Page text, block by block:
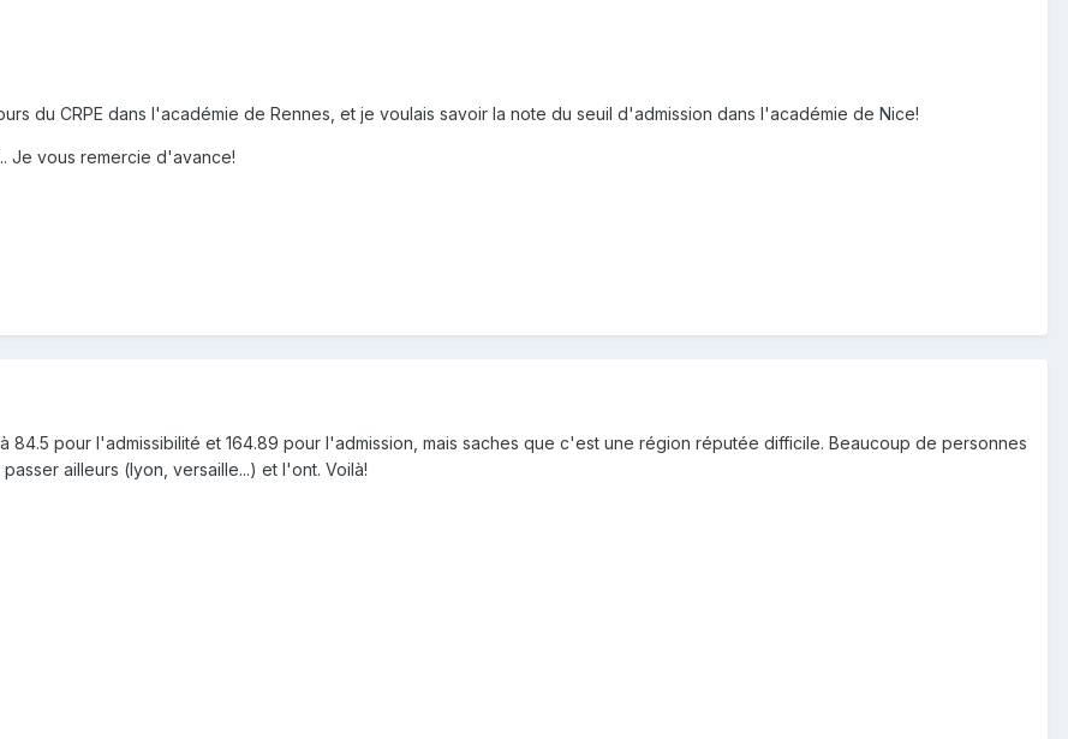
du CRPE dans l'académie de Rennes, et je voulais savoir la note du seuil d'admission dans l'académie de Nice!
Je vous remercie d'avance!
84.5 pour l'admissibilité et 164.89 pour l'admission, mais saches que c'est une région réputée difficile. Beaucoup de personnes
ailleurs (lyon, versaille...) et l'ont. Voilà!